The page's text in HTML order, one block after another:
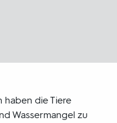
haben die Tiere
Wassermangel zu